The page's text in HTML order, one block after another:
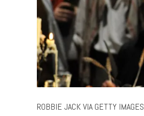
ROBBIE JACK VIA GETTY IMAGES